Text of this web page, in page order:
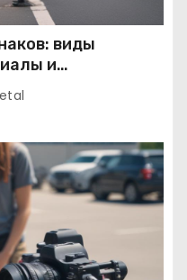
виды
и